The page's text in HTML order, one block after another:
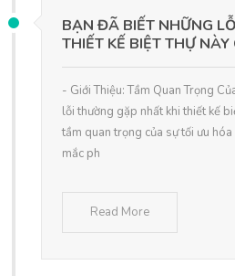
BẠN ĐÃ BIẾT NHỮNG
THIẾT KẾ BIỆT THỰ NÀY
- Giới Thiệu: Tầm Quan Trọng
lỗi thường gặp nhất khi thiết kế
tầm quan trọng của sự tối ưu
mắc ph
Read More